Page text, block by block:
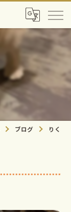
ブログ りく